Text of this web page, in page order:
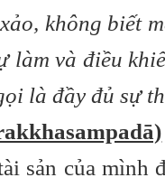
không biết
làm và điều
là đầy đủ sự
sản của mình